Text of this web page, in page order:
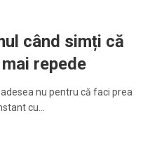
când simți că
repede
nu pentru că faci prea
cu…